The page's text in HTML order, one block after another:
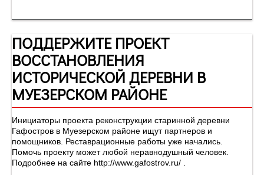
ПОДДЕРЖИТЕ ПРОЕКТ
ВОССТАНОВЛЕНИЯ
ИСТОРИЧЕСКОЙ ДЕРЕВНИ В
МУЕЗЕРСКОМ РАЙОНЕ
Инициаторы проекта реконструкции старинной деревни
Гафостров в Муезерском районе ищут партнеров и
помощников. Реставрационные работы уже начались.
Помочь проекту может любой неравнодушный человек.
Подробнее на сайте http://www.gafostrov.ru/ .